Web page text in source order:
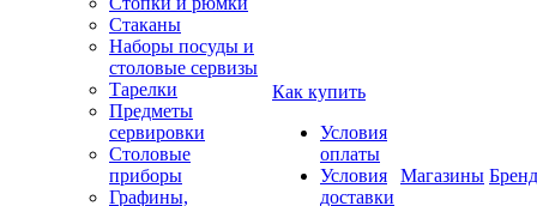
Стаканы
Наборы посуды и
столовые сервизы
Тарелки
Предметы
сервировки
Столовые
приборы
Графины,
Как купить
Условия
оплаты
Условия
доставки
Магазины